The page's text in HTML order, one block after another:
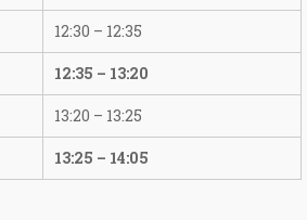
12:30 – 12:35
12:35 – 13:20
13:20 – 13:25
13:25 – 14:05